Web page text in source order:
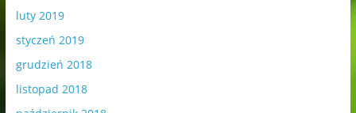
luty 2019
styczeń 2019
grudzień 2018
listopad 2018